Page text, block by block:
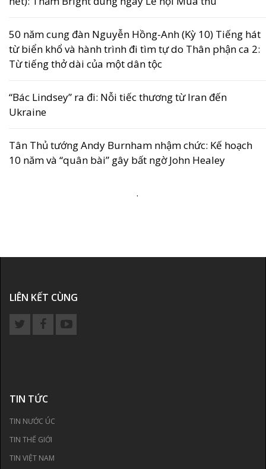
50 năm cung đàn Nguyễn Hồng-Anh (Kỳ 10) Tiếng hát
từ biển khổ và hành trình đi tìm tự do Thân phận ca 2:
Từ tiếng thở dài của một dân tộc
“Bác Lindsey” ra đi: Nỗi tiếc thương từ Iran đến
Ukraine
Tân Thủ tướng Andy Burnham nhậm chức: Kế hoạch
10 năm và “quân bài” gây bất ngờ John Healey
.
LIÊN KẾT CÙNG
TIN TỨC
TIN NƯỚC ÚC
TIN THẾ GIỚI
TIN VIỆT NAM